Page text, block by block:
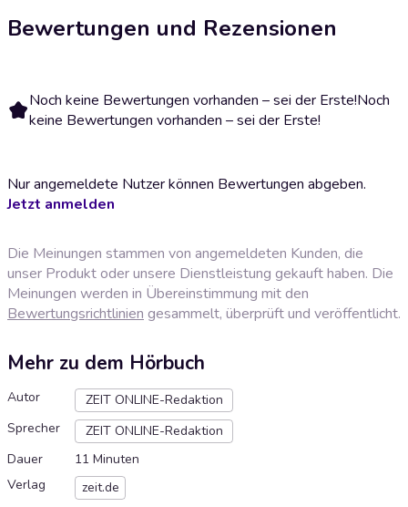
Bewertungen und Rezensionen
Noch keine Bewertungen vorhanden – sei der Erste!Noch
keine Bewertungen vorhanden – sei der Erste!
Nur angemeldete Nutzer können Bewertungen abgeben.
Jetzt anmelden
Die Meinungen stammen von angemeldeten Kunden, die
unser Produkt oder unsere Dienstleistung gekauft haben. Die
Meinungen werden in Übereinstimmung mit den
Bewertungsrichtlinien gesammelt, überprüft und veröffentlicht.
Mehr zu dem Hörbuch
Autor
ZEIT ONLINE-Redaktion
Sprecher
ZEIT ONLINE-Redaktion
Dauer
11 Minuten
Verlag
zeit.de